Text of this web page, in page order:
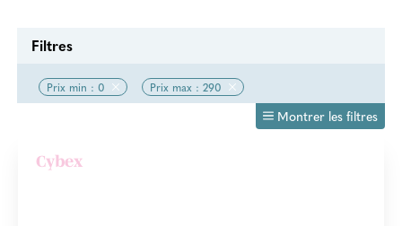
Filtres
Prix min : 0 Prix max : 290
Montrer les filtres
Cybex